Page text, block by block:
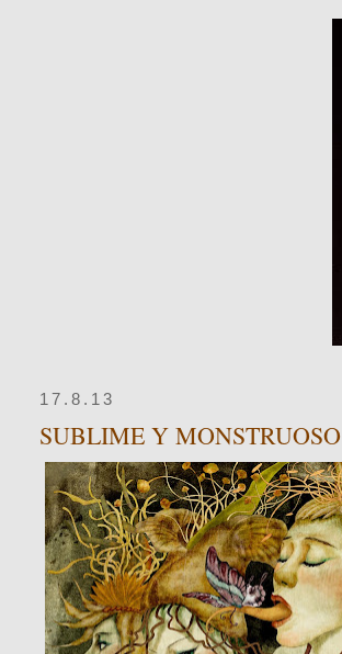
17.8.13
SUBLIME Y MONSTRUOSO